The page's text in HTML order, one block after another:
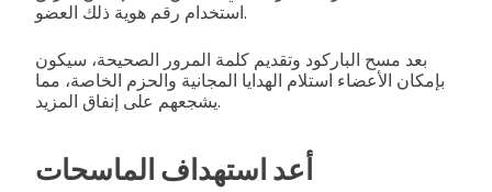
استخدام رقم هوية ذلك العضو.
بعد مسح الباركود وتقديم كلمة المرور الصحيحة، سيكون
بإمكان الأعضاء استلام الهدايا المجانية والحزم الخاصة، مما
يشجعهم على إنفاق المزيد.
أعد استهداف الماسحات